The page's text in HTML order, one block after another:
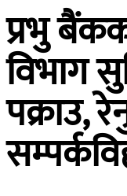
प्रभु
विभाग
पक्राउ,